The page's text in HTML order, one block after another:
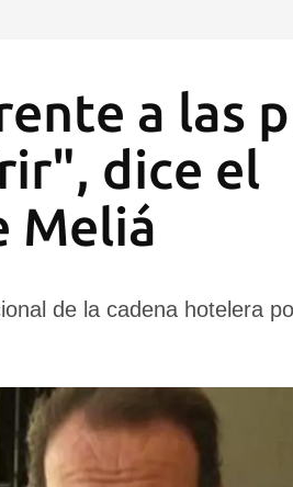
a las
dice el
Meliá
de la cadena hotelera